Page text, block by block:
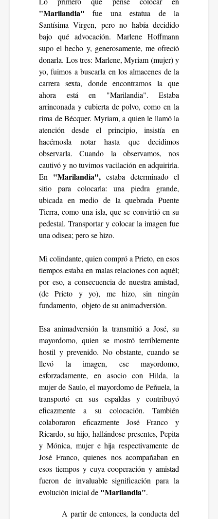
"Marilandia" fue una estatua de la
Santísima Virgen, pero no había decidido
bajo qué advocación. Marlene Hoffmann
supo el hecho y, generosamente, me ofreció
donarla. Los tres: Marlene, Myriam (mujer) y
yo, fuimos a buscarla en los almacenes de la
carrera sexta, donde encontramos la que
ahora está en "Marilandia". Estaba
arrinconada y cubierta de polvo, como en la
rima de Bécquer. Myriam, a quien le llamó la
atención desde el principio, insistía en
hacérnosla notar hasta que decidimos
observarla. Cuando la observamos, nos
cautivó y no tuvimos vacilación en adquirirla.
En "Marilandia", estaba determinado el
sitio para colocarla: una piedra grande,
ubicada en medio de la quebrada Puente
Tierra, como una isla, que se convirtió en su
pedestal. Transportar y colocar la imagen fue
una odisea; pero se hizo.
Mi colindante, quien compró a Prieto, en esos
tiempos estaba en malas relaciones con aquél;
por eso, a consecuencia de nuestra amistad,
(de Prieto y yo), me hizo, sin ningún
fundamento, objeto de su animadversión.
Esa animadversión la transmitió a José, su
mayordomo, quien se mostró terriblemente
hostil y prevenido. No obstante, cuando se
llevó la imagen, ese mayordomo,
esforzadamente, en asocio con Hilda, la
mujer de Saulo, el mayordomo de Peñuela, la
transportó en sus espaldas y contribuyó
eficazmente a su colocación. También
colaboraron eficazmente José Franco y
Ricardo, su hijo, hallándose presentes, Pepita
y Mónica, mujer e hija respectivamente de
José Franco, quienes nos acompañaban en
esos tiempos y cuya cooperación y amistad
fueron de invaluable significación para la
evolución inicial de "Marilandia".
A partir de entonces, la conducta del